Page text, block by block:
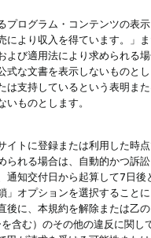
プログラム・コンテンツの表
により収入を得ています。」
よび適用法により求められる
式な文書を表示しないもの
は支持しているという表明ま
ものとします。
イトに登録または利用した時
られる場合は、自動的かつ訴
通知交付日から起算して7日
」オプションを選択するこ
後に、本規約を解除または乙
含む）のその他の違反に関